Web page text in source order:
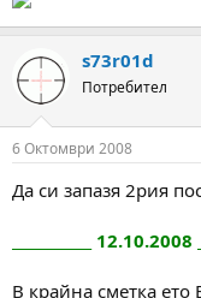
s73r01d
Потребител
6 Октомври 2008
Да си запазя 2рия
___________ 12.10.2008
В крайна сметка ето